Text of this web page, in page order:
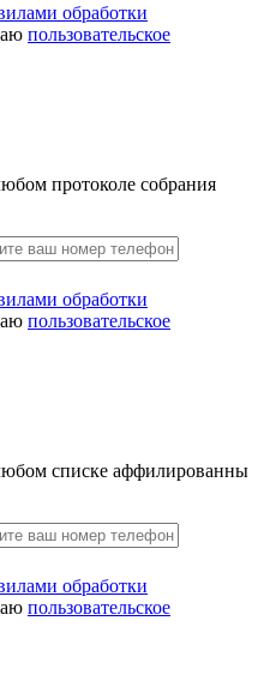
обработки
пользовательское
протоколе собрания
обработки
пользовательское
списке аффилированны
обработки
пользовательское